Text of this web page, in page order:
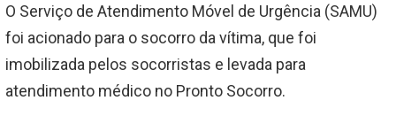
O Serviço de Atendimento Móvel de Urgência (SAMU)
foi acionado para o socorro da vítima, que foi
imobilizada pelos socorristas e levada para
atendimento médico no Pronto Socorro.